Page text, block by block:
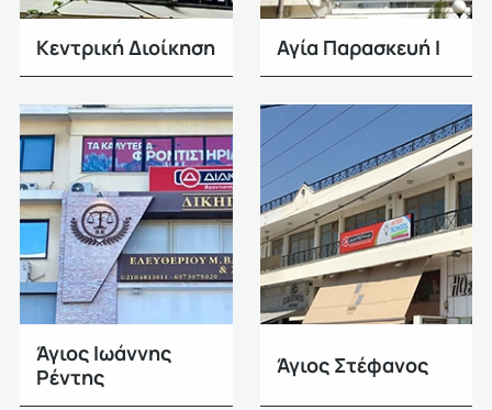
Κεντρική Διοίκηση Αγία Παρασκευή Ι
Άγιος Ιωάννης
Ρέντης
Άγιος Στέφανος